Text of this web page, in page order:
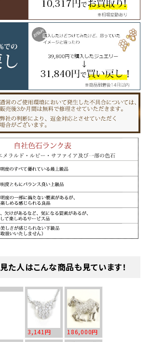
た人はこんな商品も見ています！
3,141円 186,000円